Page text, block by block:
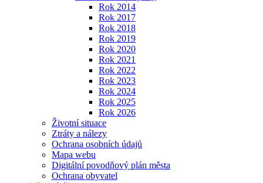
Rok 2014
Rok 2017
Rok 2018
Rok 2019
Rok 2020
Rok 2021
Rok 2022
Rok 2023
Rok 2024
Rok 2025
Rok 2026
Životní situace
Ztráty a nálezy
Ochrana osobních údajů
Mapa webu
Digitální povodňový plán města
Ochrana obyvatel